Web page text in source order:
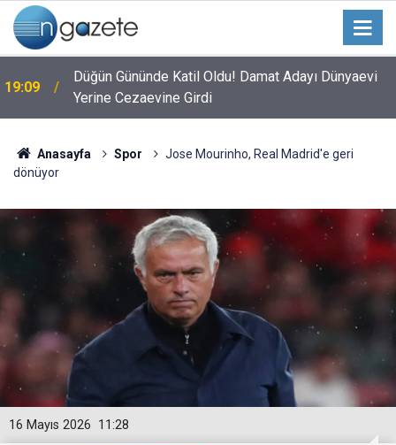
19:09
Düğün Gününde Katil Oldu! Damat Adayı Dünyaevi
Yerine Cezaevine Girdi
Anasayfa Spor
Jose Mourinho, Real Madrid'e geri
dönüyor
11:28
16 Mayıs 2026